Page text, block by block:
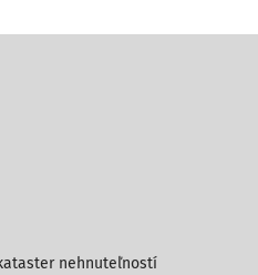
nehnuteľností